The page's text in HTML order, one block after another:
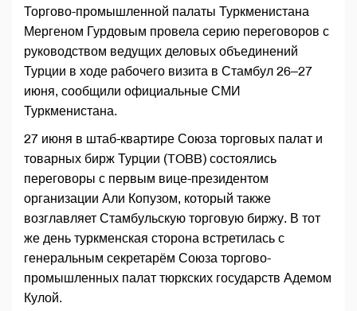
Торгово-промышленной палаты Туркменистана
Мергеном Гурдовым провела серию переговоров с
руководством ведущих деловых объединений
Турции в ходе рабочего визита в Стамбул 26–27
июня, сообщили официальные СМИ
Туркменистана.
27 июня в штаб-квартире Союза торговых палат и
товарных бирж Турции (TOBB) состоялись
переговоры с первым вице-президентом
организации Али Копузом, который также
возглавляет Стамбульскую торговую биржу. В тот
же день туркменская сторона встретилась с
генеральным секретарём Союза торгово-
промышленных палат тюркских государств Адемом
Кулой.